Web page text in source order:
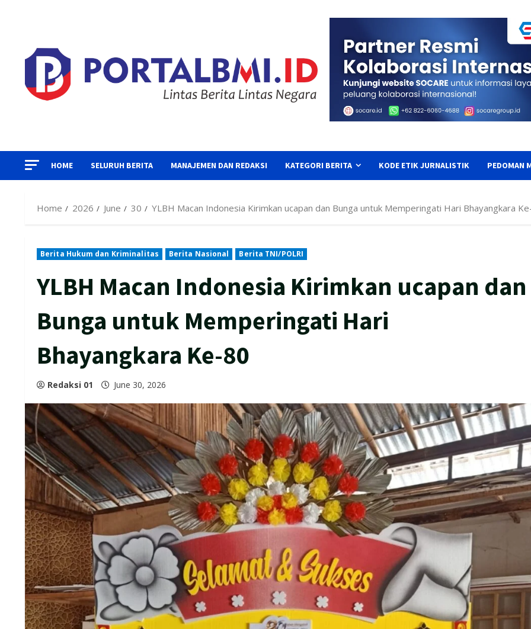
HOME SELURUH BERITA MANAJEMEN DAN REDAKSI KATEGORI BERITA KODE ETIK JURNALISTIK PEDOMAN
Home 2026 June 30 YLBH Macan Indonesia Kirimkan ucapan dan Bunga untuk Memperingati Hari Bhayangkara
Berita Hukum dan Kriminalitas Berita Nasional Berita TNI/POLRI
YLBH Macan Indonesia Kirimkan ucapan dan
Bunga untuk Memperingati Hari
Bhayangkara Ke-80
Redaksi 01 June 30, 2026